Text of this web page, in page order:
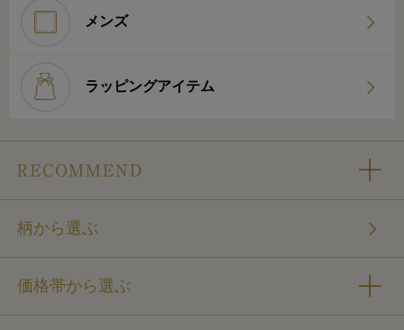
メンズ
ラッピングアイテム
柄から選ぶ
価格帯から選ぶ